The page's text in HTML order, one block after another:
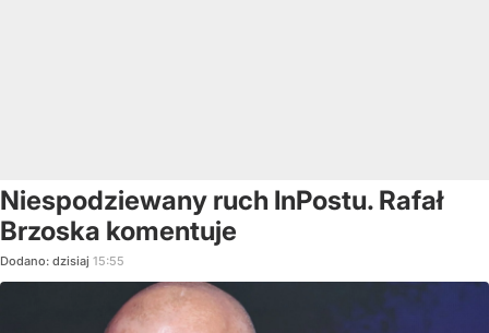
Niespodziewany ruch InPostu. Rafał
Brzoska komentuje
Dodano: dzisiaj 15:55